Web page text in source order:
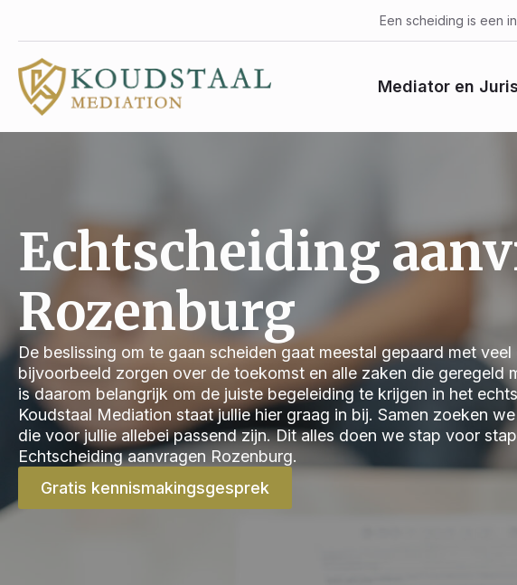
Een scheiding is een
Mediator en
Echtscheiding
Rozenburg
De beslissing om te gaan scheiden gaat meestal gepaard met veel
bijvoorbeeld zorgen over de toekomst en alle zaken die geregeld
is daarom belangrijk om de juiste begeleiding te krijgen in het
Koudstaal Mediation staat jullie hier graag in bij. Samen zoeken
die voor jullie allebei passend zijn. Dit alles doen we stap voor
Echtscheiding aanvragen Rozenburg.
Gratis kennismakingsgesprek